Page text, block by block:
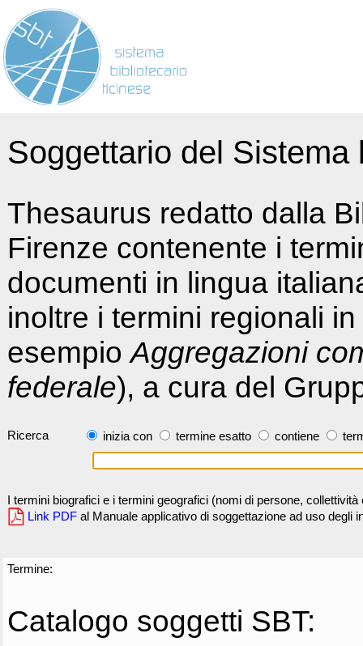
Soggettario del
Thesaurus redatto dalla
Firenze contenente i
documenti in lingua
inoltre i termini regionali
esempioAggregazioni
federale), a cura del
Ricerca inizia con termine esatto contiene
I termini biografici e i termini geografici (nomi di persone,
Link PDF al Manuale applicativo di soggettazione ad uso degli
Termine:
Catalogo soggetti SBT: